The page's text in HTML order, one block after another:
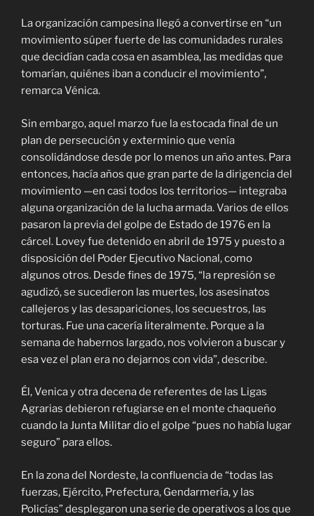
La organización campesina llegó a convertirse en “un
movimiento súper fuerte de las comunidades rurales
que decidían cada cosa en asamblea, las medidas que
tomarían, quiénes iban a conducir el movimiento”,
remarca Vénica.
Sin embargo, aquel marzo fue la estocada final de un
plan de persecución y exterminio que venía
consolidándose desde por lo menos un año antes. Para
entonces, hacía años que gran parte de la dirigencia del
movimiento —en casi todos los territorios— integraba
alguna organización de la lucha armada. Varios de ellos
pasaron la previa del golpe de Estado de 1976 en la
cárcel. Lovey fue detenido en abril de 1975 y puesto a
disposición del Poder Ejecutivo Nacional, como
algunos otros. Desde fines de 1975, “la represión se
agudizó, se sucedieron las muertes, los asesinatos
callejeros y las desapariciones, los secuestros, las
torturas. Fue una cacería literalmente. Porque a la
semana de habernos largado, nos volvieron a buscar y
esa vez el plan era no dejarnos con vida”, describe.
Él, Venica y otra decena de referentes de las Ligas
Agrarias debieron refugiarse en el monte chaqueño
cuando la Junta Militar dio el golpe “pues no había lugar
seguro” para ellos.
En la zona del Nordeste, la confluencia de “todas las
fuerzas, Ejército, Prefectura, Gendarmería, y las
Policías” desplegaron una serie de operativos a los que